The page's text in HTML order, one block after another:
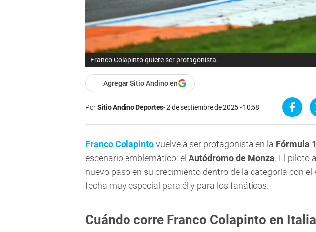
Franco Colapinto quiere ser protagonista.
Agregar Sitio Andino en
PorSitio Andino Deportes 2 de septiembre de 2025 - 10:58
Franco Colapintovuelve a ser protagonista en la Fórmula 1
escenario emblemático: el Autódromo de Monza. El piloto
nuevo paso en su crecimiento dentro de la categoría con el
fecha muy especial para él y para los fanáticos.
Cuándo corre Franco Colapinto en Italia